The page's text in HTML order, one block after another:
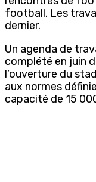
football. Les
dernier.
Un agenda de
complété en juin
l’ouverture du
aux normes
capacité de 15